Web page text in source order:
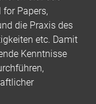
Papers,
die Praxis des
etc. Damit
Kenntnisse